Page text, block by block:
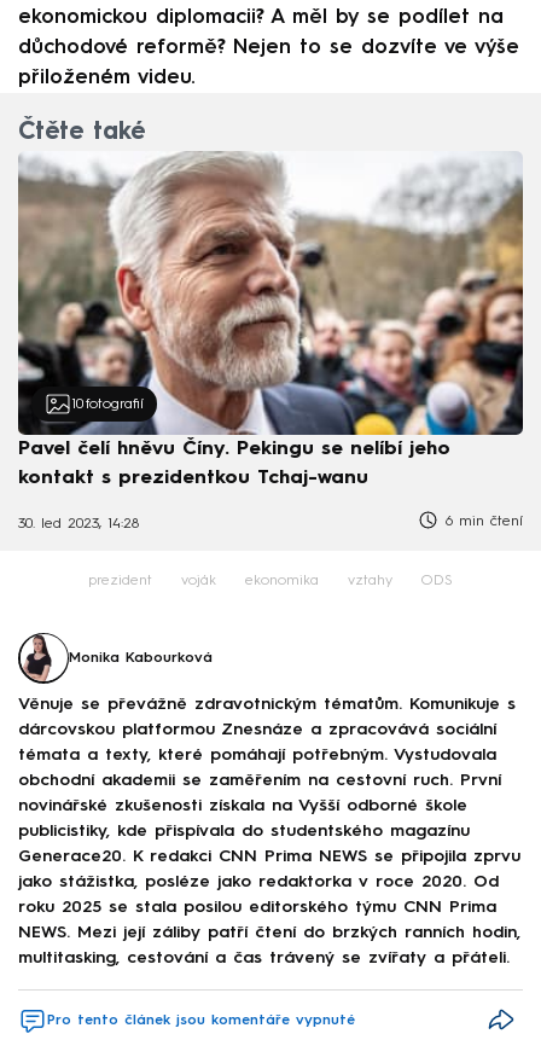
ekonomickou diplomacii? A měl by se podílet na
důchodové reformě? Nejen to se dozvíte ve výše
přiloženém videu.
Čtěte také
10 fotografií
Pavel čelí hněvu Číny. Pekingu se nelíbí jeho
kontakt s prezidentkou Tchaj-wanu
30. led 2023, 14:28 6 min čtení
prezident voják ekonomika vztahy ODS
Monika Kabourková
Věnuje se převážně zdravotnickým tématům. Komunikuje s
dárcovskou platformou Znesnáze a zpracovává sociální
témata a texty, které pomáhají potřebným. Vystudovala
obchodní akademii se zaměřením na cestovní ruch. První
novinářské zkušenosti získala na Vyšší odborné škole
publicistiky, kde přispívala do studentského magazínu
Generace20. K redakci CNN Prima NEWS se připojila zprvu
jako stážistka, posléze jako redaktorka v roce 2020. Od
roku 2025 se stala posilou editorského týmu CNN Prima
NEWS. Mezi její záliby patří čtení do brzkých ranních hodin,
multitasking, cestování a čas trávený se zvířaty a přáteli.
Pro tento článek jsou komentáře vypnuté